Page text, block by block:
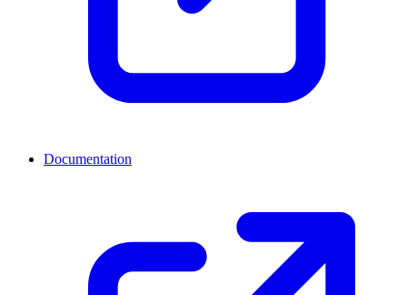
Documentation